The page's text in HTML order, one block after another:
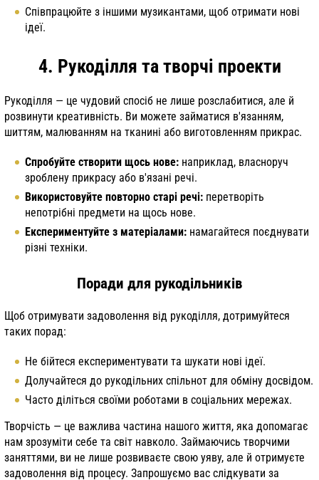
Співпрацюйте з іншими музикантами, щоб отримати нові
ідеї.
4. Рукоділля та творчі проекти
Рукоділля — це чудовий спосіб не лише розслабитися, але й
розвинути креативність. Ви можете займатися в'язанням,
шиттям, малюванням на тканині або виготовленням прикрас.
Спробуйте створити щось нове: наприклад, власноруч
зроблену прикрасу або в'язані речі.
Використовуйте повторно старі речі: перетворіть
непотрібні предмети на щось нове.
Експериментуйте з матеріалами: намагайтеся поєднувати
різні техніки.
Поради для рукодільників
Щоб отримувати задоволення від рукоділля, дотримуйтеся
таких порад:
Не бійтеся експериментувати та шукати нові ідеї.
Долучайтеся до рукодільних спільнот для обміну досвідом.
Часто діліться своїми роботами в соціальних мережах.
Творчість — це важлива частина нашого життя, яка допомагає
нам зрозуміти себе та світ навколо. Займаючись творчими
заняттями, ви не лише розвиваєте свою уяву, але й отримуєте
задоволення від процесу. Запрошуємо вас слідкувати за